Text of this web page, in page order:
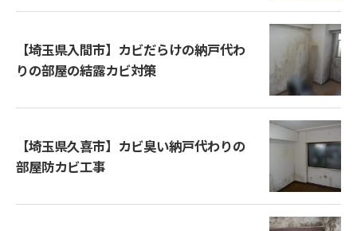
【埼玉県入間市】カビだらけの納戸代わ
りの部屋の結露カビ対策
【埼玉県久喜市】カビ臭い納戸代わりの
部屋防カビ工事